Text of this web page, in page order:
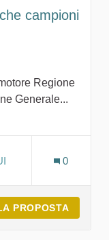
campioni
Regione
Generale...
Istruzione di qualità
0
PROPOSTA